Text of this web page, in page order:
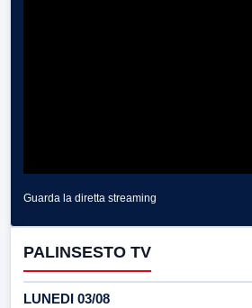
Guarda la diretta streaming
PALINSESTO TV
LUNEDI 03/08